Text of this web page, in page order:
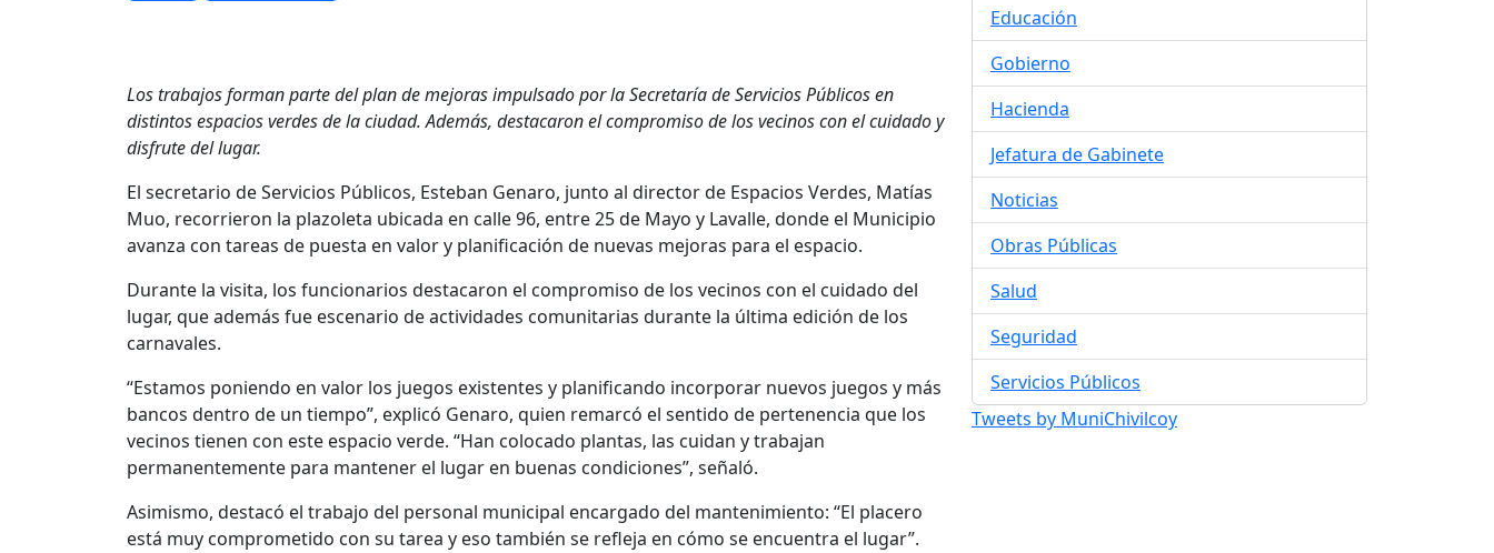
Los trabajos forman parte del plan de mejoras impulsado por la Secretaría de Servicios Públicos en
distintos espacios verdes de la ciudad. Además, destacaron el compromiso de los vecinos con el cuidado y
disfrute del lugar.
El secretario de Servicios Públicos, Esteban Genaro, junto al director de Espacios Verdes, Matías
Muo, recorrieron la plazoleta ubicada en calle 96, entre 25 de Mayo y Lavalle, donde el Municipio
avanza con tareas de puesta en valor y planificación de nuevas mejoras para el espacio.
Durante la visita, los funcionarios destacaron el compromiso de los vecinos con el cuidado del
lugar, que además fue escenario de actividades comunitarias durante la última edición de los
carnavales.
“Estamos poniendo en valor los juegos existentes y planificando incorporar nuevos juegos y más
bancos dentro de un tiempo”, explicó Genaro, quien remarcó el sentido de pertenencia que los
vecinos tienen con este espacio verde. “Han colocado plantas, las cuidan y trabajan
permanentemente para mantener el lugar en buenas condiciones”, señaló.
Asimismo, destacó el trabajo del personal municipal encargado del mantenimiento: “El placero
está muy comprometido con su tarea y eso también se refleja en cómo se encuentra el lugar”.
Educación
Gobierno
Hacienda
Jefatura de Gabinete
Noticias
Obras Públicas
Salud
Seguridad
Servicios Públicos
Tweets by MuniChivilcoy